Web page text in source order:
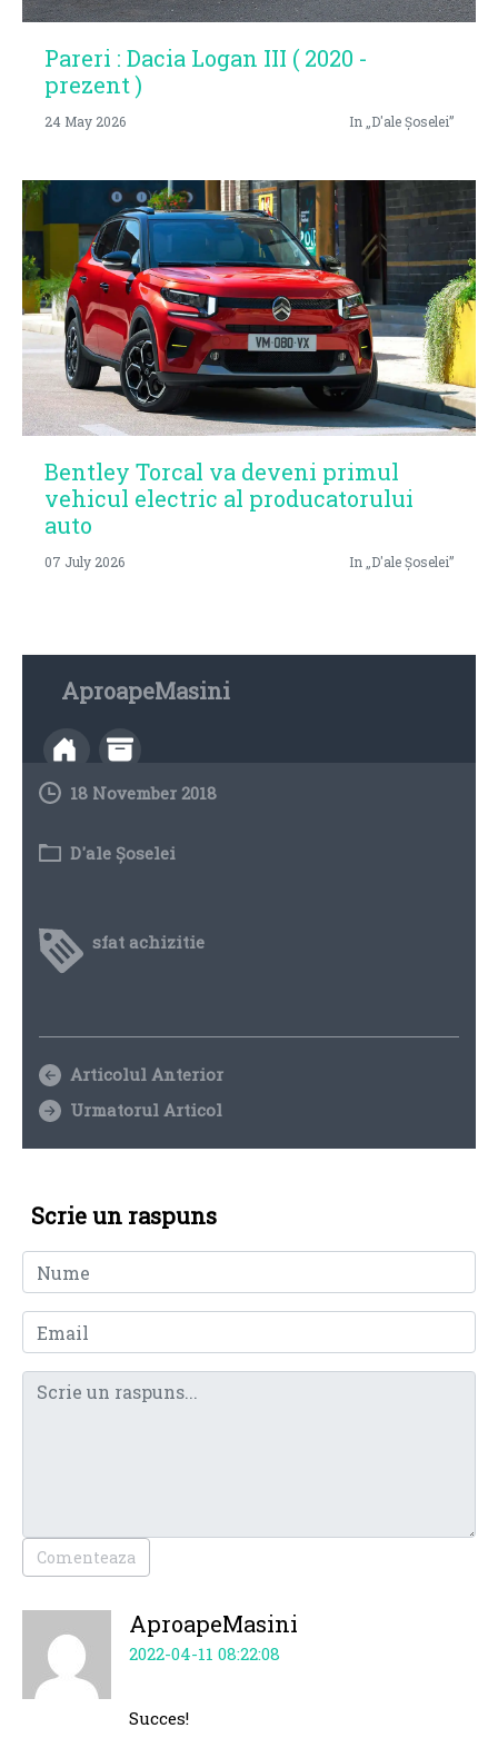
Pareri : Dacia Logan III ( 2020 -
prezent )
24 May 2026 In „D'ale Șoselei”
Bentley Torcal va deveni primul
vehicul electric al producatorului
auto
07 July 2026 In „D'ale Șoselei”
AproapeMasini
18 November 2018
D'ale Șoselei
sfat achizitie
Articolul Anterior
Urmatorul Articol
Scrie un raspuns
Comenteaza
AproapeMasini
2022-04-11 08:22:08
Succes!